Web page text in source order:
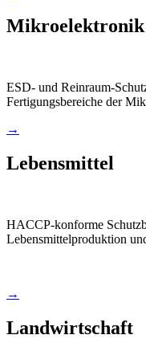
Mikroelektronik
ESD- und Reinraum-
Fertigungsbereiche der
→
Lebensmittel
HACCP-konforme
Lebensmittelproduktion
→
Landwirtschaft